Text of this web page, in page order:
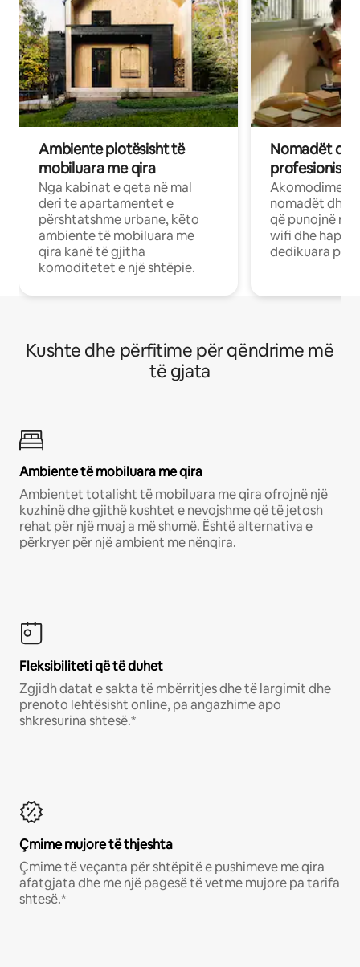
Ambiente plotësisht të
mobiluara me qira
Nga kabinat e qeta në mal
deri te apartamentet e
përshtatshme urbane, këto
ambiente të mobiluara me
qira kanë të gjitha
komoditetet e një shtëpie.
Nomadët
Akomodime
nomadët dhe
që punojnë në
wifi dhe
dedikuara
Kushte dhe përfitime për qëndrime më
të gjata
Ambiente të mobiluara me qira
Ambientet totalisht të mobiluara me qira ofrojnë një
kuzhinë dhe gjithë kushtet e nevojshme që të jetosh
rehat për një muaj a më shumë. Është alternativa e
përkryer për një ambient me nënqira.
Fleksibiliteti që të duhet
Zgjidh datat e sakta të mbërritjes dhe të largimit dhe
prenoto lehtësisht online, pa angazhime apo
shkresurina shtesë.*
Çmime mujore të thjeshta
Çmime të veçanta për shtëpitë e pushimeve me qira
afatgjata dhe me një pagesë të vetme mujore pa tarifa
shtesë.*